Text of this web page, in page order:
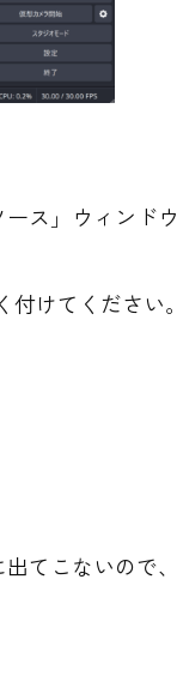
ス」ウィンドウ
けてください。
てこないので、